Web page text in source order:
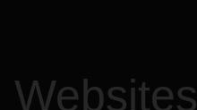
Websites